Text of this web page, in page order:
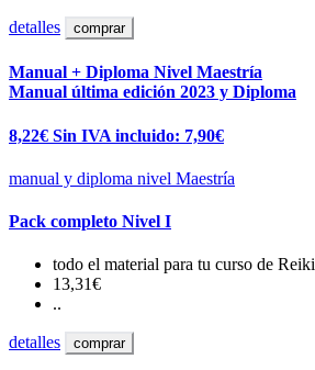
detalles comprar
Manual + Diploma Nivel Maestría
Manual última edición 2023 y Diploma
8,22€ Sin IVA incluido: 7,90€
manual y diploma nivel Maestría
Pack completo Nivel I
todo el material para tu curso de Reiki
13,31€
..
detalles comprar